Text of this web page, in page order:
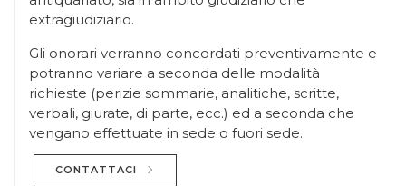
extragiudiziario.
potranno variare a seconda delle modalità
richieste (perizie sommarie, analitiche, scritte,
verbali, giurate, di parte, ecc.) ed a seconda che
vengano effettuate in sede o fuori sede.